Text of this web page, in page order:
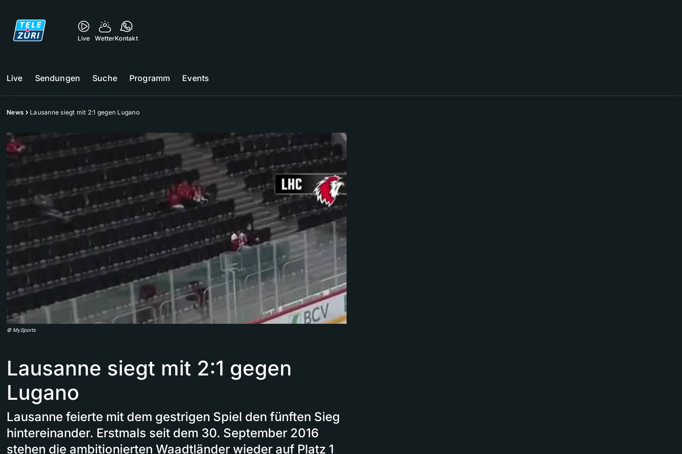
Live WetterKontakt
Live Sendungen Suche Programm Events
News Lausanne siegt mit 2:1 gegen Lugano
© MySports
Lausanne siegt mit 2:1 gegen
Lugano
Lausanne feierte mit dem gestrigen Spiel den fünften Sieg
hintereinander. Erstmals seit dem 30. September 2016
stehen die ambitionierten Waadtländer wieder auf Platz 1